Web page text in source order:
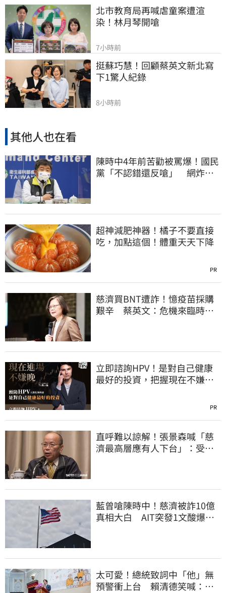
北市教育局再喊虐童案遭渲
染！林月琴開嗆
7小時前
挺蘇巧慧！回顧蔡英文新北寫
下1驚人紀錄
8小時前
其他人也在看
陳時中4年前苦勸被罵爆！國民
黨「不認錯還反嗆」 網炸
超神減肥神器！橘子不要直接
吃，加點這個！體重天天下降
PR
慈濟買BNT遭詐！憶疫苗採購
艱辛 蔡英文：危機來臨時務
立即諮詢HPV！是對自己健康
最好的投資，把握現在不嫌
PR
直呼難以諒解！張景森喊「慈
濟最高層應有人下台」：受害
藍曾嗆陳時中！慈濟被詐10億
真相大白 AIT突發1文酸爆…
太可愛！總統致詞中「他」無
預警衝上台 賴清德笑喊：卸